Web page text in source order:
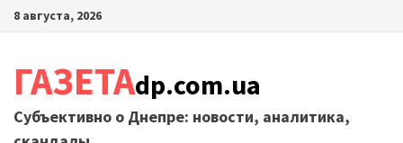
Перейти
8 августа, 2026
ГАЗЕТАdp.com.ua
Субъективно о Днепре: новости, аналитика,